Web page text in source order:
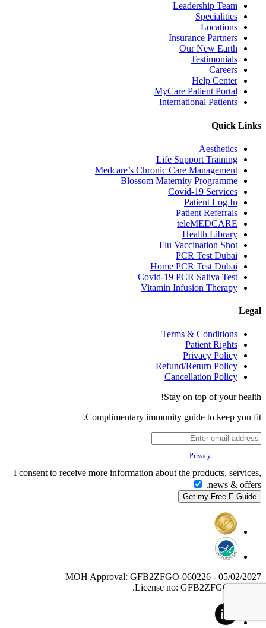
Leadership Team
Specialities
Locations
Insurance Partners
Our New Earth
Testimonials
Careers
Help Center
MyCare Patient Portal
International Patients
Quick Links
Aesthetics
Life Support Training
Medcare’s Chronic Care Management
Blossom Maternity Programme
Covid-19 Services
Patient Log In
Patient Referrals
teleMEDCARE
Health Library
Flu Vaccination Shot
PCR Test Dubai
Home PCR Test Dubai
Covid-19 PCR Saliva Test
Vitamin Infusion Therapy
Legal
Terms & Conditions
Patient Rights
Privacy Policy
Refund/Return Policy
Cancellation Policy
Stay on top of your health!
Complimentary immunity guide to keep you fit.
Privacy
I consent to receive more information about the products, services,
news & offers.
MOH Approval: GFB2ZFGO-060226 - 05/02/2027
License no: GFB2ZFGO-060226.